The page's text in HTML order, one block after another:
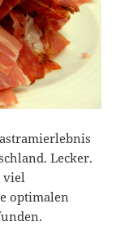
Lecker.
viel
optimalen